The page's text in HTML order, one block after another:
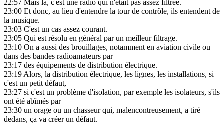
22:57 Mais là, c'est une radio qui n'était pas assez filtrée.
23:00 Et donc, au lieu d'entendre la tour de contrôle, ils entendent de
la musique.
23:03 C'est un cas assez courant.
23:05 Qui est résolu en général par un meilleur filtrage.
23:10 On a aussi des brouillages, notamment en aviation civile ou
dans des bandes radioamateurs par
23:17 des équipements de distribution électrique.
23:19Alors, la distribution électrique, les lignes, les installations, si
c'est un petit défaut,
23:27 si c'est un problème d'isolation, par exemple les isolateurs, s'ils
ont été abîmés par
23:30 un orage ou un chasseur qui, malencontreusement, a tiré
dedans, ça va créer un défaut.